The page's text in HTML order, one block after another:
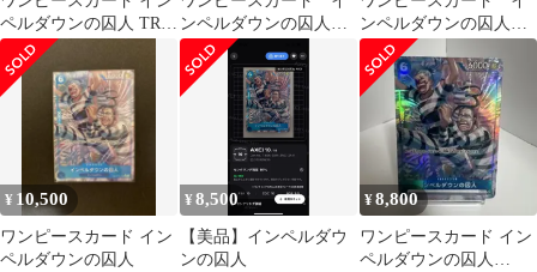
ペルダウンの囚人 TR
トレジャーレア
ンペルダウンの囚人
TR パラレル
ンペルダウンの囚人
TR パラレル
¥ 10,500
ワンピースカード イン
ペルダウンの囚人
¥8,500
【美品】インペルダウ
ンの囚人
¥8,800
ワンピースカード イン
ペルダウンの囚人